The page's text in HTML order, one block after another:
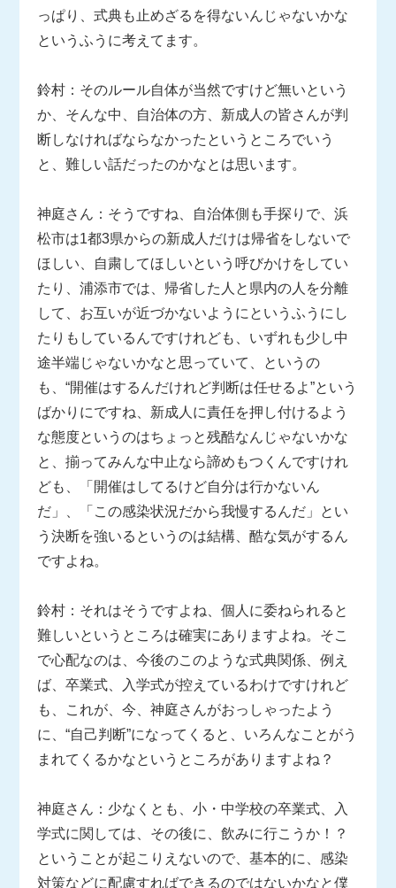
っぱり、式典も止めざるを得ないんじゃないかな
というふうに考えてます。
鈴村：そのルール自体が当然ですけど無いという
か、そんな中、自治体の方、新成人の皆さんが判
断しなければならなかったというところでいう
と、難しい話だったのかなとは思います。
神庭さん：そうですね、自治体側も手探りで、浜
松市は1都3県からの新成人だけは帰省をしないで
ほしい、自粛してほしいという呼びかけをしてい
たり、浦添市では、帰省した人と県内の人を分離
して、お互いが近づかないようにというふうにし
たりもしているんですけれども、いずれも少し中
途半端じゃないかなと思っていて、というの
も、“開催はするんだけれど判断は任せるよ”という
ばかりにですね、新成人に責任を押し付けるよう
な態度というのはちょっと残酷なんじゃないかな
と、揃ってみんな中止なら諦めもつくんですけれ
ども、「開催はしてるけど自分は行かないん
だ」、「この感染状況だから我慢するんだ」とい
う決断を強いるというのは結構、酷な気がするん
ですよね。
鈴村：それはそうですよね、個人に委ねられると
難しいというところは確実にありますよね。そこ
で心配なのは、今後のこのような式典関係、例え
ば、卒業式、入学式が控えているわけですけれど
も、これが、今、神庭さんがおっしゃったよう
に、“自己判断”になってくると、いろんなことがう
まれてくるかなというところがありますよね？
神庭さん：少なくとも、小・中学校の卒業式、入
学式に関しては、その後に、飲みに行こうか！？
ということが起こりえないので、基本的に、感染
対策などに配慮すればできるのではないかなと僕